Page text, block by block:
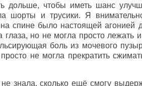
дольше, чтобы иметь шанс
шорты и трусики. Я
спине было настоящей агонией
глаза, но не могла просто
боль из мочевого
не могла прекратить
знала, сколько ещё смогу